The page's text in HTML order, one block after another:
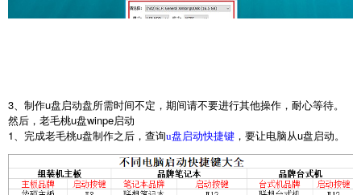
3 、制作u盘启动盘所需时间不定，期间请不要进行其他操作，耐心等待。
然后，老毛桃u盘winpe启动
1
、完成老毛桃u盘制作之后，查询u盘启动快捷键 ，要让电脑从u盘启动。